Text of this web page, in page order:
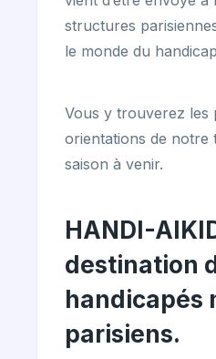
structures
le monde du
Vous y trouverez les
orientations de notre
saison à venir.
HANDI-
destination
handicapés
parisiens.